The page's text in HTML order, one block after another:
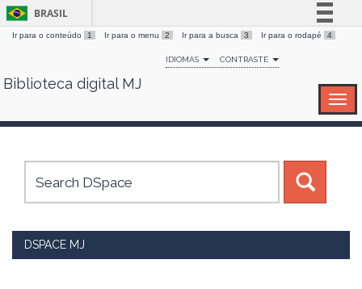
Skip
BRASIL
Simplifique!
Comunica BR
Canais
Ir para o conteúdo 1 Ir para o menu 2 Ir para a busca 3 Ir para o rodapé 4
IDIOMAS CONTRASTE
Biblioteca digital MJ
DSPACE MJ